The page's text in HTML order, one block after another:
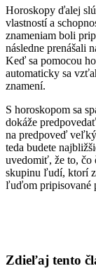
Horoskopy ďalej
vlastností a
znameniam boli
následne prenášali
Keď sa pomocou
automaticky sa
znamení.
S horoskopom sa
dokáže
na predpoveď
teda budete
uvedomiť, že to, čo
skupinu ľudí, ktorí
ľuďom pripisované
Zdieľaj tento